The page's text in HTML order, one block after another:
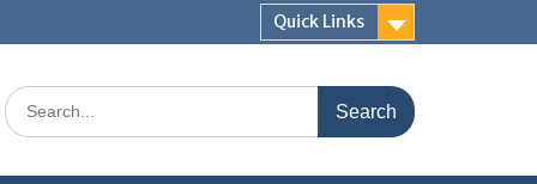
Quick Links
Search
for: